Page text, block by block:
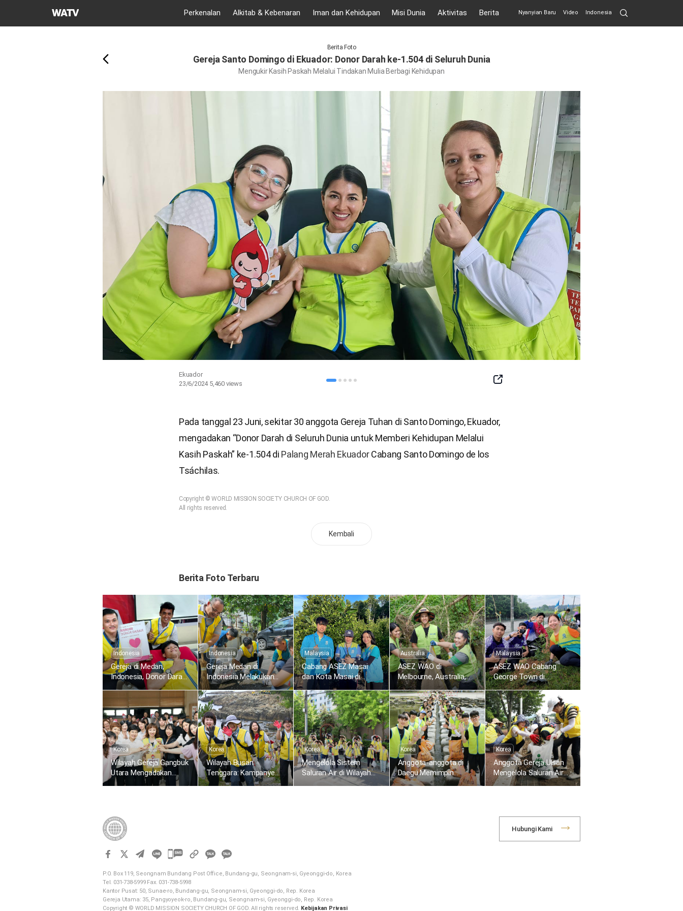
Gereja
Perkenalan Alkitab & Kebenaran Iman dan Kehidupan Misi Dunia Aktivitas Berita Nyanyian Baru Video Indonesia Search
Submit
Berita Foto
Gereja Santo Domingo di Ekuador: Donor Darah ke-1.504 di Seluruh Dunia
Mengukir Kasih Paskah Melalui Tindakan Mulia Berbagi Kehidupan
Ekuador
23/6/2024 5,460 views
SNS
Pada tanggal 23 Juni, sekitar 30 anggota Gereja Tuhan di Santo Domingo, Ekuador,
mengadakan “Donor Darah di Seluruh Dunia untuk Memberi Kehidupan Melalui
Kasih Paskah” ke-1.504 di Palang Merah EkuadorCabang Santo Domingo de los
Tsáchilas.
Copyright © WORLD MISSION SOCIETY CHURCH OF GOD.
All rights reserved.
Kembali
Berita Foto Terbaru
Indonesia
Gereja di Medan,
Indonesia, Donor Darah
Sedunia ke-1.634 untuk
Memberikan Kehidupan
Melalui Kasih Paskah
Indonesia
Gereja Medan di
Indonesia Melakukan
Pembersihan di
Kompeks Merbau Mas
Malaysia
Cabang ASEZ Masai
dan Kota Masai di
Malaysia Menanam Bibit
Bakau di Sungai Pulai
Australia
ASEZ WAO di
Melbourne, Australia,
Melaksanakan
Pembersihan di Dekat
Koonung Creek
Malaysia
ASEZ WAO Cabang
George Town di
Malaysia Menanam Bibit
Eugenia di Sekolah
Menengah Kebangsaan
Taman Widuri
Korea
Wilayah Gereja Gangbuk
Utara Mengadakan
Donor Darah di Pusat
Korea
Wilayah Busan
Tenggara: Kampanye
Menghapus Jejak
Korea
Mengelola Sistem
Saluran Air di Wilayah
Gangseo Menjelang
Korea
Anggota-anggota di
Daegu Memimpin
Kampanye Menghapus
Korea
Anggota Gereja Ulsan
Mengelola Saluran Air
untuk Pencegahan
카
오
공
유
카
오
톡
공
P.O. Box 119, Seongnam Bundang Post Office, Bundang-gu, Seongnam-si, Gyeonggi-do, Korea
Tel. 031-738-5999 Fax. 031-738-5998
Kantor Pusat: 50, Sunae-ro, Bundang-gu, Seongnam-si, Gyeonggi-do, Rep. Korea
Gereja Utama: 35, Pangyoyeok-ro, Bundang-gu, Seongnam-si, Gyeonggi-do, Rep. Korea
Copyright © WORLD MISSION SOCIETY CHURCH OF GOD. All rights reserved. Kebijakan Privasi
Hubungi Kami